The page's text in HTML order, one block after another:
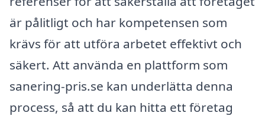
är pålitligt och har kompetensen som
krävs för att utföra arbetet effektivt och
säkert. Att använda en plattform som
sanering-pris.se kan underlätta denna
process, så att du kan hitta ett företag